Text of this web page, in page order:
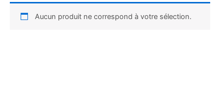
Aucun produit ne correspond à votre sélection.